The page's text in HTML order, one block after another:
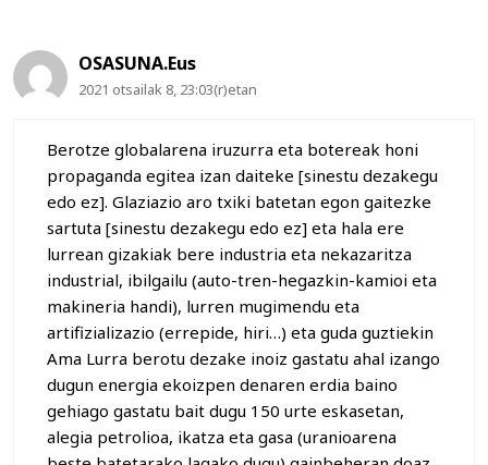
OSASUNA.Eus
2021 otsailak 8, 23:03(r)etan
Berotze globalarena iruzurra eta botereak honi
propaganda egitea izan daiteke [sinestu dezakegu
edo ez]. Glaziazio aro txiki batetan egon gaitezke
sartuta [sinestu dezakegu edo ez] eta hala ere
lurrean gizakiak bere industria eta nekazaritza
industrial, ibilgailu (auto-tren-hegazkin-kamioi eta
makineria handi), lurren mugimendu eta
artifizializazio (errepide, hiri…) eta guda guztiekin
Ama Lurra berotu dezake inoiz gastatu ahal izango
dugun energia ekoizpen denaren erdia baino
gehiago gastatu bait dugu 150 urte eskasetan,
alegia petrolioa, ikatza eta gasa (uranioarena